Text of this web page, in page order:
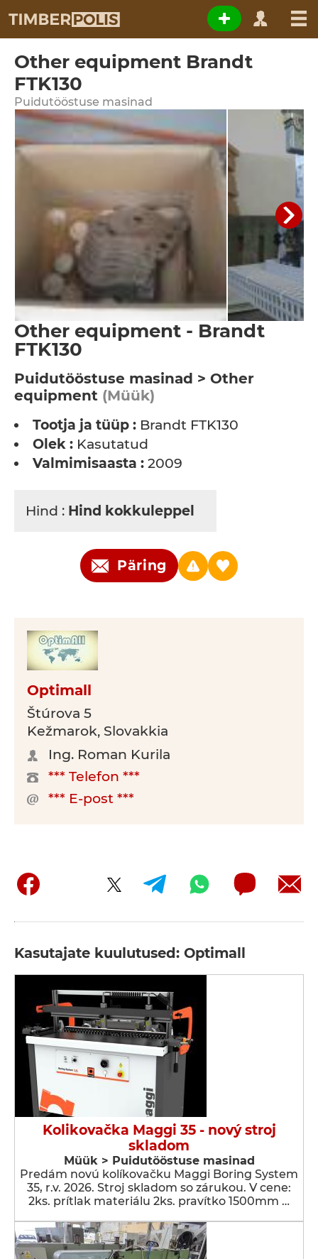
Other equipment Brandt
FTK130
Puidutööstuse masinad
Other equipment - Brandt
FTK130
Puidutööstuse masinad > Other
equipment (Müük)
Tootja ja tüüp : Brandt FTK130
Olek : Kasutatud
Valmimisaasta : 2009
Hind : Hind kokkuleppel
Päring
Optimall
Štúrova 5
Kežmarok, Slovakkia
Ing. Roman Kurila
*** Telefon ***
*** E-post ***
Kasutajate kuulutused: Optimall
Kolikovačka Maggi 35 - nový stroj
skladom
Müük > Puidutööstuse masinad
Predám novú kolíkovačku Maggi Boring System
35, r.v. 2026. Stroj skladom so zárukou. V cene:
2ks. prítlak materiálu 2ks. pravítko 1500mm …